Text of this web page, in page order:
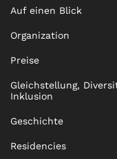
Auf einen Blick
Organization
Preise
Gleichstellung,
Inklusion
Geschichte
Residencies